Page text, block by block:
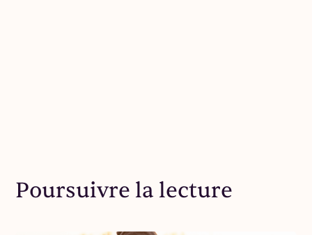
Poursuivre la lecture